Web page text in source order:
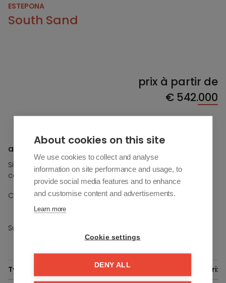
ESTEPONA
South Sand
prix à partir de
€542.000
Streetview
a vendre À Estepona
Si vous souhaitez plus d'informations sur cette propriété,
contactez-nous.
Chambres à coucher
- / +
Sur étage -
Type Opp. Terras Prix
About cookies on this site
We use cookies to collect and analyse
information on site performance and usage, to
provide social media features and to enhance
and customise content and advertisements.
Learn more
Cookie settings
DENY ALL